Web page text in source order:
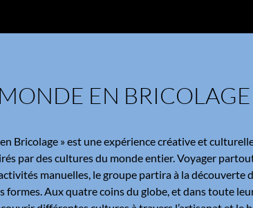
EN BRICOLAGE
en Bricolage » est une expérience créative et
par des cultures du monde entier. Voyager
manuelles, le groupe partira à la
formes. Aux quatre coins du globe, et dans toute